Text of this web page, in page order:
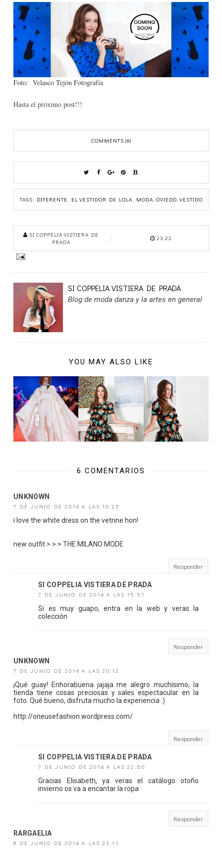
Foto: Velasco Tejón Fotografía
Hasta el próximo post!!!
COMMENTS (6)
TAGS: DIFERENTE, EL VESTIDOR DE LOLA, MODA, OVIEDO, VESTIDO
SI COPPELIA VISTIERA DE
PRADA
23:22
SI COPPELIA VISTIERA DE PRADA
Blog de moda danza y la artes en general
YOU MAY ALSO LIKE
6 COMENTARIOS
UNKNOWN
7 DE JUNIO DE 2014 A LAS 10:25
i love the white dress on the vetrine hon!
new outfit > > > THE MILANO MODE
Responder
SI COPPELIA VISTIERA DE PRADA
7 DE JUNIO DE 2014 A LAS 15:51
Si es muy guapo, entra en la web y veras la
colección
Responder
UNKNOWN
7 DE JUNIO DE 2014 A LAS 20:12
¡Qué guay! Enhorabuena jajaja me alegro muchísimo, la
tienda tiene cosas preciosas y sales espectacular en la
foto. Qué bueno, disfruta mucho la experiencia :)
http://oneusefashion.wordpress.com/
Responder
SI COPPELIA VISTIERA DE PRADA
7 DE JUNIO DE 2014 A LAS 22:50
Gracias Elisabeth, ya veras el catálogo otoño
invierno os va a encantar la ropa
Responder
RARGAELIA
8 DE JUNIO DE 2014 A LAS 23:11